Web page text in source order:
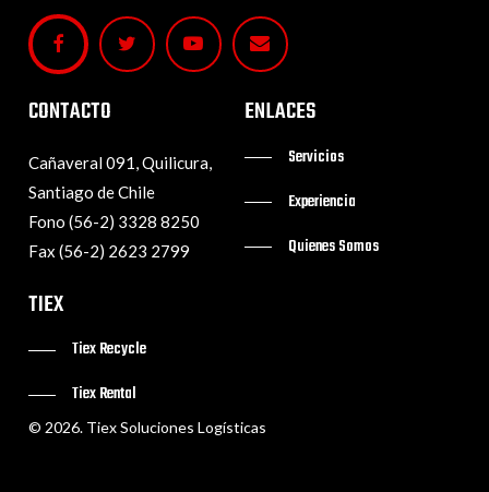
CONTACTO
Cañaveral 091, Quilicura,
Santiago de Chile
Fono (56-2) 3328 8250
Fax (56-2) 2623 2799
ENLACES
Servicios
Experiencia
Quienes Somos
TIEX
Tiex Recycle
Tiex Rental
© 2026. Tiex Soluciones Logísticas